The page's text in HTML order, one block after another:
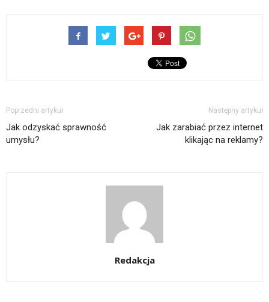
Poprzedni artykuł
Jak odzyskać sprawność
umysłu?
Następny artykuł
Jak zarabiać przez internet
klikając na reklamy?
Redakcja